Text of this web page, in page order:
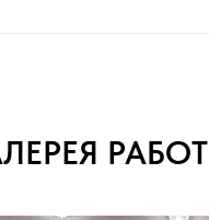
РАБОТ